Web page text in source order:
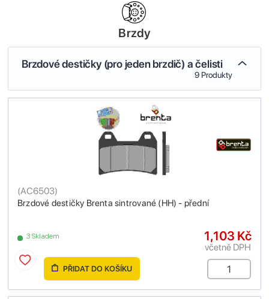
Brzdy
Brzdové destičky (pro jeden brzdič) a čelisti
9 Produkty
Brzdové destičky Brenta sintrované (HH) - přední
(AC6503)
3 Skladem 1,103 Kč
včetně DPH
PŘIDAT DO KOŠÍKU